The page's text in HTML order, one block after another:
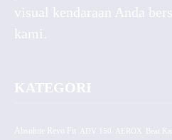
visual kendaraan Anda
kami.
KATEGORI
Absolute Revo Fit ADV 150 AEROX